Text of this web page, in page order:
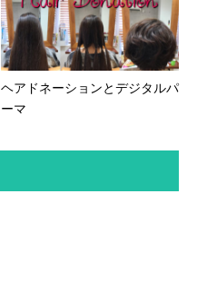
ヘアドネーションとデジタルパ
ーマ